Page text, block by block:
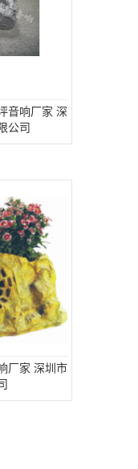
音响厂家 深
公司
厂家 深圳市